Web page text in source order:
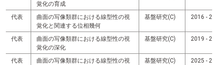
覚化の育成
代表
曲面の写像類群における線型性の視
覚化と関連する位相幾何
基盤研究(C) 2016 -
代表
曲面の写像類群における線型性の視
覚化の深化
基盤研究(C) 2019 -
代表
曲面の写像類群における線型性の視
基盤研究(C) 2025 -